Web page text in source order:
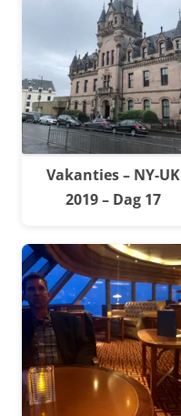
Vakanties – NY-UK
2019 – Dag 17